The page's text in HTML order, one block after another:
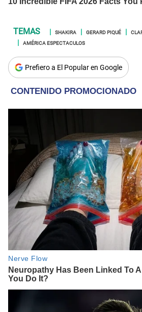
SHAKIRA GERARD PIQUÉ
AMÉRICA ESPECTACULOS
Prefiero a El Popular en Google